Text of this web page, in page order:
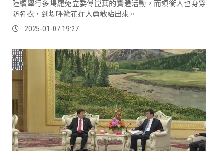
陸續舉行多場罷免立委傅崑萁的實體活動，而領銜人也身穿
防彈衣，到場呼籲花蓮人勇敢站出來。
2025-01-07 19:27